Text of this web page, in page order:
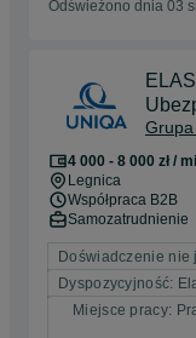
Odświeżono dnia 03
4 000 - 8 000 zł /
Legnica
Współpraca B2B
Samozatrudnienie
Doświadczenie nie
Dyspozycyjność:
Miejsce pracy: